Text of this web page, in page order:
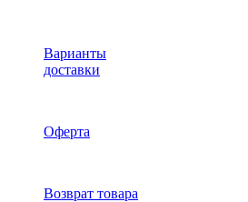
Варианты
доставки
Оферта
Возврат товара